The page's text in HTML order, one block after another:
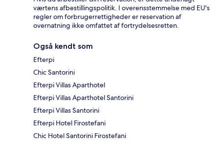
værtens afbestillingspolitik. I overensstemmelse med EU's
regler om forbrugerrettigheder er reservation af
overnatning ikke omfattet af fortrydelsesretten.
Også kendt som
Efterpi
Chic Santorini
Efterpi Villas Aparthotel
Efterpi Villas Aparthotel Santorini
Efterpi Villas Santorini
Efterpi Hotel Firostefani
Chic Hotel Santorini Firostefani